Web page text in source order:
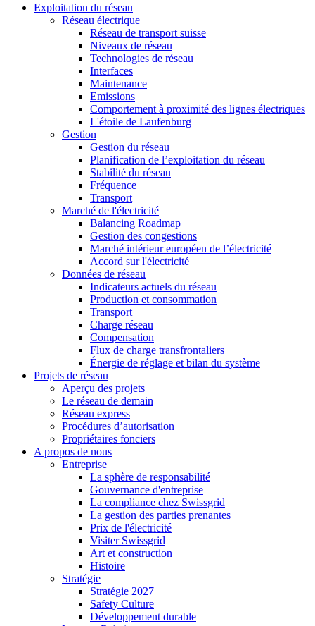
Exploitation du réseau
Réseau électrique
Réseau de transport suisse
Niveaux de réseau
Technologies de réseau
Interfaces
Maintenance
Emissions
Comportement à proximité des lignes électriques
L'étoile de Laufenburg
Gestion
Gestion du réseau
Planification de l’exploitation du réseau
Stabilité du réseau
Fréquence
Transport
Marché de l'électricité
Balancing Roadmap
Gestion des congestions
Marché intérieur européen de l’électricité
Accord sur l'électricité
Données de réseau
Indicateurs actuels du réseau
Production et consommation
Transport
Charge réseau
Compensation
Flux de charge transfrontaliers
Énergie de réglage et bilan du système
Projets de réseau
Aperçu des projets
Le réseau de demain
Réseau express
Procédures d’autorisation
Propriétaires fonciers
A propos de nous
Entreprise
La sphère de responsabilité
Gouvernance d'entreprise
La compliance chez Swissgrid
La gestion des parties prenantes
Prix de l'électricité
Visiter Swissgrid
Art et construction
Histoire
Stratégie
Stratégie 2027
Safety Culture
Développement durable